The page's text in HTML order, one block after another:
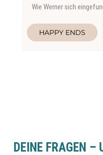
Wie Werner sich
HAPPY ENDS
DEINE FRAGEN –